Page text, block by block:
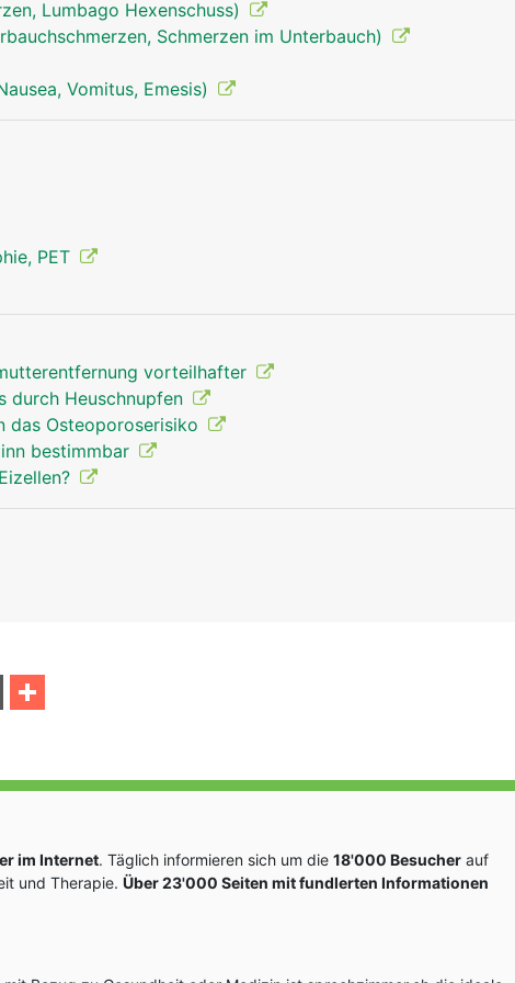
Lumbago Hexenschuss)
Schmerzen im Unterbauch)
Vomitus, Emesis)
PET
vorteilhafter
durch Heuschnupfen
das Osteoporoserisiko
bestimmbar
im Internet. Täglich informieren sich um die 18'000 Besucher auf
und Therapie. Über 23'000 Seiten mit fundlerten Informationen